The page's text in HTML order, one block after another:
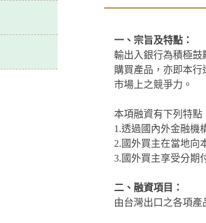
​一、宗旨及特點：
輸出入銀行為積極鼓
購買產品，亦即本
市場上之競爭力。
本項融資有下列特點
1.透過國內外金融機
2.國外買主在當地向
3.國外買主享受分期
二、融資項目：
由台灣出口之各項產